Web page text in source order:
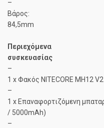
–
Βάρος:
84,5mm
Περιεχόμενα
συσκευασίας
–
1 x Φακός NITECORE MH12 V2
–
1 x Επαναφορτιζόμενη
/ 5000mAh)
–